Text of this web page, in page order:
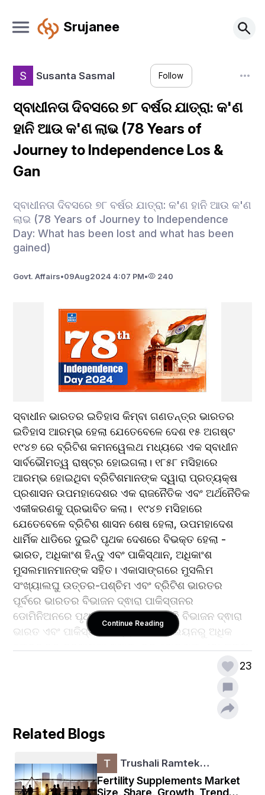
Srujanee
Susanta Sasmal Follow
ସ୍ବାଧୀନତା ଦିବସରେ ୭୮ ବର୍ଷର ଯାତ୍ରା: କ'ଣ
ହାନି ଆଉ କ'ଣ ଲାଭ (78 Years of
Journey to Independence Los &
Gan
ସ୍ବାଧୀନତା ଦିବସରେ ୭୮ ବର୍ଷର ଯାତ୍ରା: କ'ଣ ହାନି ଆଉ କ'ଣ
ଲାଭ (78 Years of Journey to Independence
Day: What has been lost and what has been
gained)
Govt. Affairs•09Aug2024 4:07 PM• 240
ସ୍ବାଧୀନ ଭାରତର ଇତିହାସ କିମ୍ବା ଗଣତନ୍ତ୍ର ଭାରତର
ଇତିହାସ ଆରମ୍ଭ ହେଲା ଯେତେବେଳେ ଦେଶ ୧୫ ଅଗଷ୍ଟ
୧୯୪୭ ରେ ବ୍ରିଟିଶ କମନୱେଲଥ ମଧ୍ୟରେ ଏକ ସ୍ବାଧୀନ
ସାର୍ବଭୌମତ୍ୱ ରାଷ୍ଟ୍ର ହୋଇଗଲା। ୧୮୫୮ ମସିହାରେ
ଆରମ୍ଭ ହୋଇଥିବା ବ୍ରିଟିଶମାନଙ୍କ ଦ୍ୱାରା ପ୍ରତ୍ୟକ୍ଷ
ପ୍ରଶାସନ ଉପମହାଦେଶର ଏକ ରାଜନୈତିକ ଏବଂ ଅର୍ଥନୈତିକ
ଏକୀକରଣକୁ ପ୍ରଭାବିତ କଲା।  ୧୯୪୭ ମସିହାରେ
ଯେତେବେଳେ ବ୍ରିଟିଶ ଶାସନ ଶେଷ ହେଲା, ଉପମହାଦେଶ
ଧାର୍ମିକ ଧାଡିରେ ଦୁଇଟି ପୃଥକ ଦେଶରେ ବିଭକ୍ତ ହେଲା -
ଭାରତ, ଅଧିକାଂଶ ହିନ୍ଦୁ ଏବଂ ପାକିସ୍ଥାନ, ଅଧିକାଂଶ
ମୁସଲମାନମାନଙ୍କ ସହିତ। ଏକାସାଙ୍ଗରେ ମୁସଲିମ
ସଂଖ୍ୟାଲଘୁ ଉତ୍ତର-ପଶ୍ଚିମ ଏବଂ ବ୍ରିଟିଶ ଭାରତର
ପୂର୍ବରେ ଭାରତର ବିଭାଜନ ଦ୍ଵାରା ପାକିସ୍ତାନର
ଡୋମିନିଅନରେ ପୃଥକ କରାଯାଇଥିଲା।  ଏହି ବିଭାଜନ ଦ୍ଵାରା
ଭାରତ ଏବଂ ପାକିସ୍ଥାନ ମଧ୍ୟରେ ୧୦ ମିଲିୟନରୁ ଅଧିକ
ଏକ ମିଲିୟନ ଲୋକଙ୍କ ମୃତ୍ୟୁ ଘଟିଥିଲା।  ଭାରତୀୟ ଜାତୀୟ
ପ୍ରଧାନମନ୍ତ୍ରୀ ହୋଇଥିଲେ, କିନ୍ତୁ ସ୍ୱାଧୀନତା ସଂଗ୍ରାମ
ସହ ଜଡିତ ନେତା ମହାତ୍ମା ଗାନ୍ଧୀ କୌଣସି କାର୍ଯ୍ୟାଳୟ
କରାଯାଇଥିବା ସମ୍ବିଧାନ ଭାରତକୁ ୱେଷ୍ଟମିନିଷ୍ଟର
ଶୈଳୀରେ ସଂସଦୀୟ ବ୍ୟବସ୍ଥା ସହିତ ଯଥାକ୍ରମେ ଉଭୟ
ଫେଡେରାଲ ଏବଂ ରାଜ୍ୟ ସ୍ତରରେ ଏକ ଗଣତାନ୍ତ୍ରିକ
ଗଣତନ୍ତ୍ରରେ ପରିଣତ କରିଥିଲା।  ସେହି ଦିନଠାରୁ
Continue Reading
23
Related Blogs
Trushali Ramtek…
Fertility Supplements Market
Size, Share, Growth, Trends